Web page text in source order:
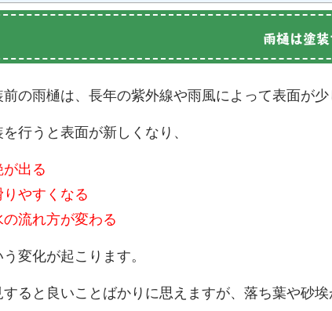
雨樋は塗
前の雨樋は、長年の紫外線や雨風によって表面が
行うと表面が新しくなり、
が出る
りやすくなる
の流れ方が変わる
う変化が起こります。
すると良いことばかりに思えますが、落ち葉や砂